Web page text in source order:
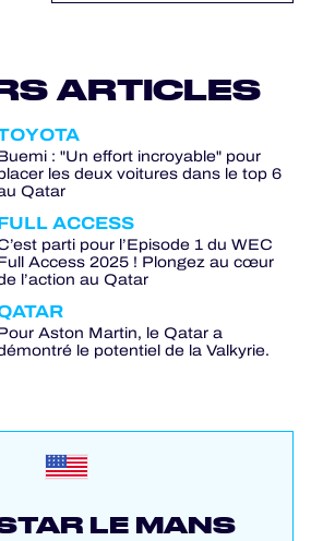
ARTICLES
: "Un effort incroyable" pour
les deux voitures dans le top 6
Qatar
ACCESS
parti pour l’Episode 1 du WEC
Access 2025 ! Plongez au cœur
l’action au Qatar
Aston Martin, le Qatar a
le potentiel de la Valkyrie.
LE MANS